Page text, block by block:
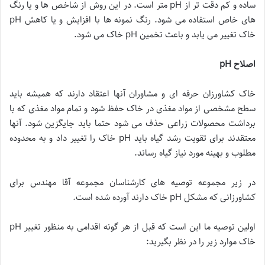
ساده و کم دقت تر از pH متر است. در این روش از شاخص ها و یا رنگ
های خاص استفاده می شود. رنگ نمونه ها با افزایش و یا کاهش pH
خاک تغییر می یابد و باعث تخمین pH خاک می شود.
اصلاح
خاک کشاورزان حرفه ای و مشاوران آنها اعتقاد دارند که همیشه باید
سطح مشخصی از مواد مغذی در خاک حفظ شود و تمام مواد مغذی که با
برداشت محصولات زراعی حذف می شود حتما باید جایگزین شود. آنها
معتقدند برای تقویت رشد گیاه باید pH خاک را تغییر داد و به محدوده
مطلوب و بهینه مورد نیاز گیاه رساند.
در زیر مجموعه توصیه های کارشناسان مجموعه آقا مهندس برای
کشاورزانی که مشکل pH خاک دارند آورده شده است.
اولین توصیه ما این است که قبل از هر گونه اقدامی به منظور تغییر pH
خاک موارد زیر را در نظر بگیرید: